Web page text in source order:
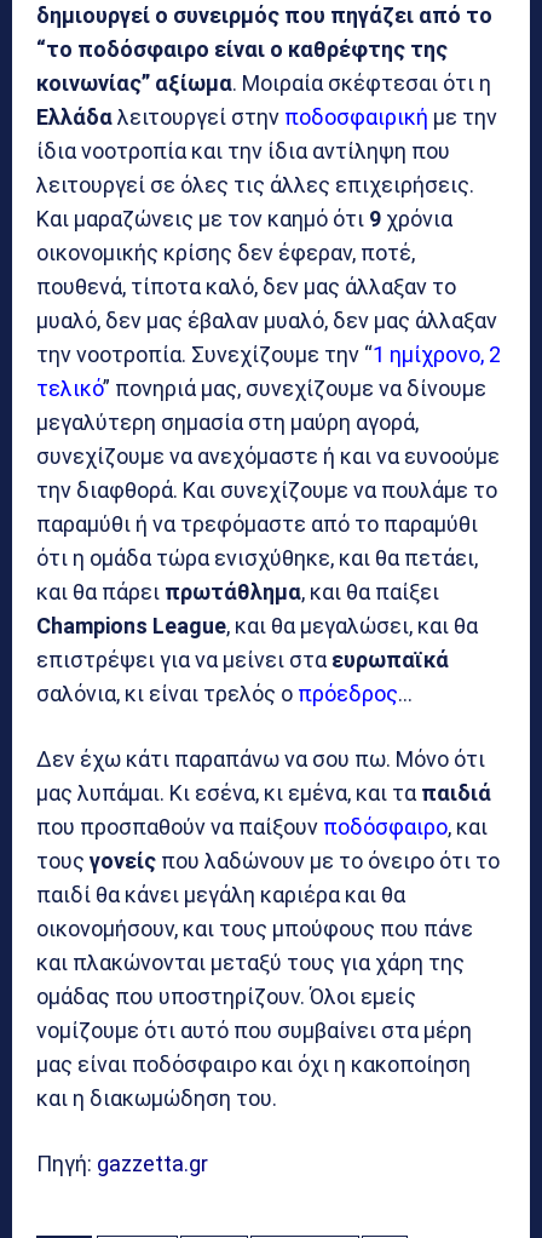
δημιουργεί ο συνειρμός που πηγάζει από το
“το ποδόσφαιρο είναι ο καθρέφτης της
κοινωνίας” αξίωμα. Μοιραία σκέφτεσαι ότι η
Ελλάδαλειτουργεί στην ποδοσφαιρική με την
ίδια νοοτροπία και την ίδια αντίληψη που
λειτουργεί σε όλες τις άλλες επιχειρήσεις.
Και μαραζώνεις με τον καημό ότι 9 χρόνια
οικονομικής κρίσης δεν έφεραν, ποτέ,
πουθενά, τίποτα καλό, δεν μας άλλαξαν το
μυαλό, δεν μας έβαλαν μυαλό, δεν μας άλλαξαν
την νοοτροπία. Συνεχίζουμε την “1 ημίχρονο, 2
τελικό” πονηριά μας, συνεχίζουμε να δίνουμε
μεγαλύτερη σημασία στη μαύρη αγορά,
συνεχίζουμε να ανεχόμαστε ή και να ευνοούμε
την διαφθορά. Και συνεχίζουμε να πουλάμε το
παραμύθι ή να τρεφόμαστε από το παραμύθι
ότι η ομάδα τώρα ενισχύθηκε, και θα πετάει,
και θα πάρει πρωτάθλημα, και θα παίξει
Champions League, και θα μεγαλώσει, και θα
επιστρέψει για να μείνει στα ευρωπαϊκά
σαλόνια, κι είναι τρελός ο πρόεδρος…
Δεν έχω κάτι παραπάνω να σου πω. Μόνο ότι
μας λυπάμαι. Κι εσένα, κι εμένα, και τα παιδιά
που προσπαθούν να παίξουν ποδόσφαιρο, και
τους γονείς που λαδώνουν με το όνειρο ότι το
παιδί θα κάνει μεγάλη καριέρα και θα
οικονομήσουν, και τους μπούφους που πάνε
και πλακώνονται μεταξύ τους για χάρη της
ομάδας που υποστηρίζουν. Όλοι εμείς
νομίζουμε ότι αυτό που συμβαίνει στα μέρη
μας είναι ποδόσφαιρο και όχι η κακοποίηση
και η διακωμώδηση του.
Πηγή: gazzetta.gr